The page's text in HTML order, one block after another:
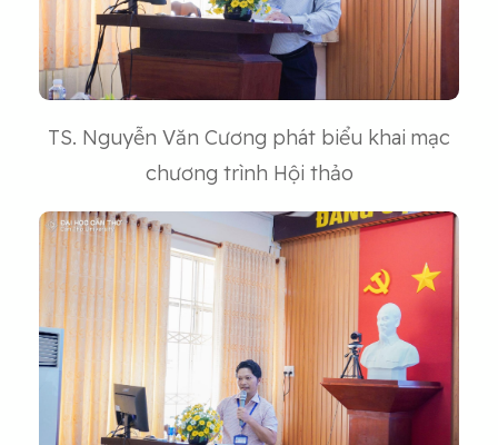
TS. Nguyễn Văn Cương phát biểu khai mạc
chương trình Hội thảo